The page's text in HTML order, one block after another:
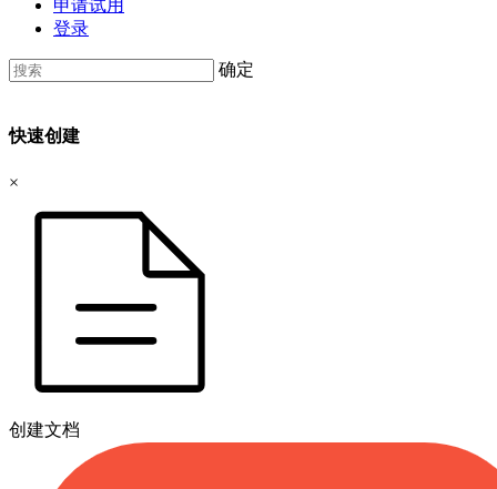
申请试用
登录
确定
快速创建
×
创建文档